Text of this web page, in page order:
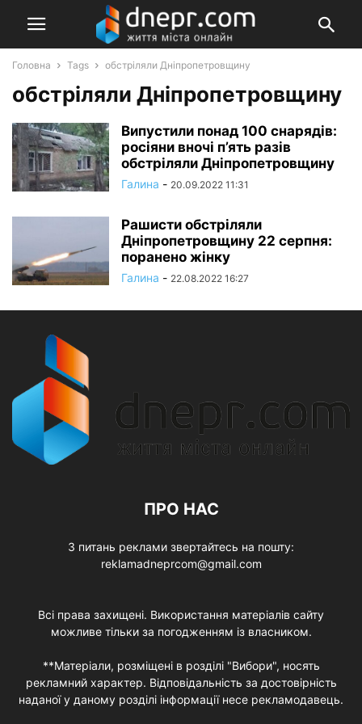
Головна Tags обстріляли Дніпропетровщину
обстріляли Дніпропетровщину
Випустили понад 100 снарядів:
росіяни вночі п’ять разів
обстріляли Дніпропетровщину
Галина - 20.09.2022 11:31
Рашисти обстріляли
Дніпропетровщину 22 серпня:
поранено жінку
Галина - 22.08.2022 16:27
ПРО НАС
З питань реклами звертайтесь на пошту:
reklamadneprcom@gmail.com
Всі права захищені. Використання матеріалів сайту
можливе тільки за погодженням із власником.
**Матеріали, розміщені в розділі "Вибори", носять
рекламний характер. Відповідальність за достовірність
наданої у даному розділі інформації несе рекламодавець.